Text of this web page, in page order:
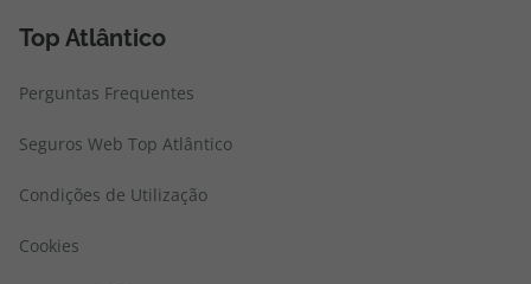
Top Atlântico
Perguntas Frequentes
Seguros Web Top Atlântico
Condições de Utilização
Cookies